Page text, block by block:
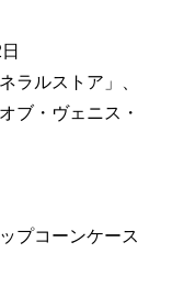
ラルストア」、
ブ・ヴェニス・
プコーンケース